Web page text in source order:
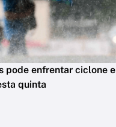
pode enfrentar ciclone e
quinta